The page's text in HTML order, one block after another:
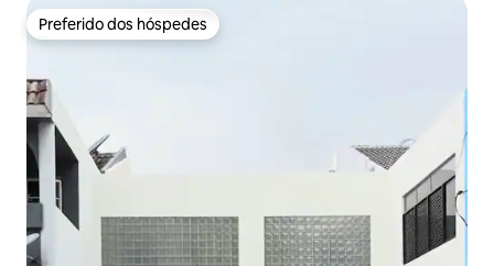
Preferido dos hóspedes
Preferido dos hóspedes